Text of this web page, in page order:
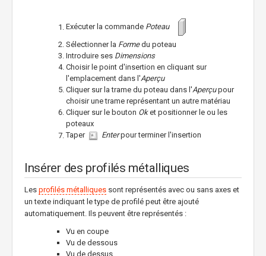
Exécuter la commande Poteau
Sélectionner la Formedu poteau
Introduire ses Dimensions
Choisir le point d'insertion en cliquant sur
l'emplacement dans l'Aperçu
Cliquer sur la trame du poteau dans l'Aperçupour
choisir une trame représentant un autre matériau
Cliquer sur le bouton Oket positionner le ou les
poteaux
Taper
Enterpour terminer l'insertion
Insérer des profilés métalliques
Les profilés métalliques sont représentés avec ou sans axes et
un texte indiquant le type de profilé peut être ajouté
automatiquement. Ils peuvent être représentés :
Vu en coupe
Vu de dessous
Vu de dessus